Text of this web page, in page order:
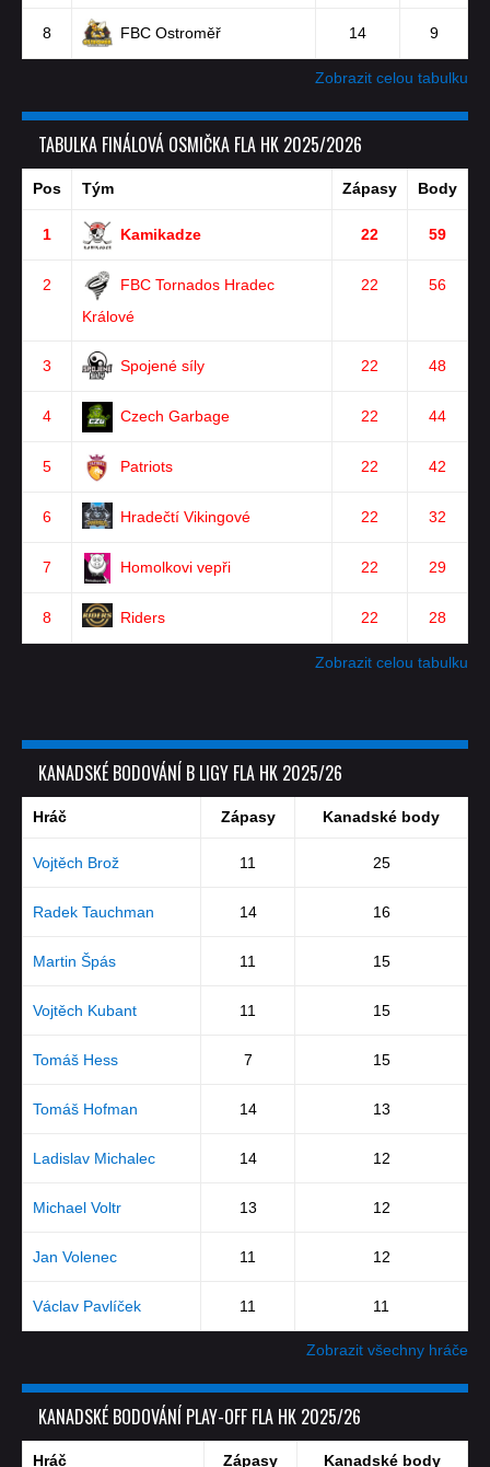
8 FBC Ostroměř 14 9
Zobrazit celou tabulku
TABULKA FINÁLOVÁ OSMIČKA FLA HK 2025/2026
Pos Tým Zápasy Body
1 Kamikadze 22 59
2
FBC Tornados Hradec
Králové
22 56
3 Spojené síly 22 48
4 Czech Garbage 22 44
5 Patriots 22 42
6 Hradečtí Vikingové 22 32
7 Homolkovi vepři 22 29
8 Riders 22 28
Zobrazit celou tabulku
KANADSKÉ BODOVÁNÍ B LIGY FLA HK 2025/26
Hráč Zápasy Kanadské body
Vojtěch Brož 11 25
Radek Tauchman 14 16
Martin Špás 11 15
Vojtěch Kubant 11 15
Tomáš Hess 7 15
Tomáš Hofman 14 13
Ladislav Michalec 14 12
Michael Voltr 13 12
Jan Volenec 11 12
Václav Pavlíček 11 11
Zobrazit všechny hráče
KANADSKÉ BODOVÁNÍ PLAY-OFF FLA HK 2025/26
Hráč Zápasy Kanadské body